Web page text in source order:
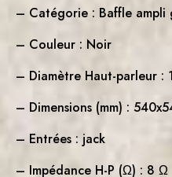
– Catégorie : Baffle ampli
– Couleur : Noir
– Diamètre Haut-parleur :
– Dimensions (mm) :
– Entrées : jack
– Impédance H-P (Ω) : 8 Ω